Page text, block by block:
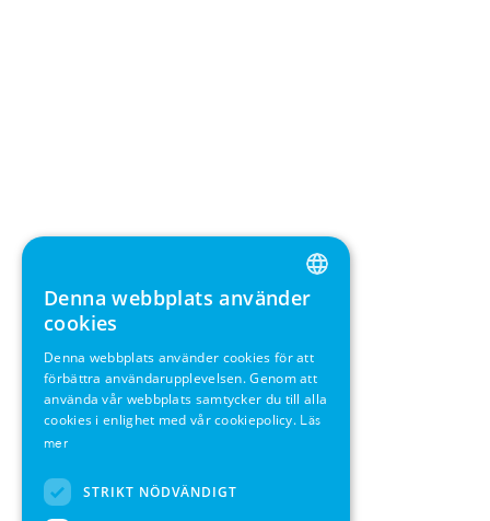
ENGLISH
SWEDISH
FRENCH
Denna webbplats använder
cookies
Denna webbplats använder cookies för att
förbättra användarupplevelsen. Genom att
använda vår webbplats samtycker du till alla
cookies i enlighet med vår cookiepolicy. Läs
mer
STRIKT NÖDVÄNDIGT